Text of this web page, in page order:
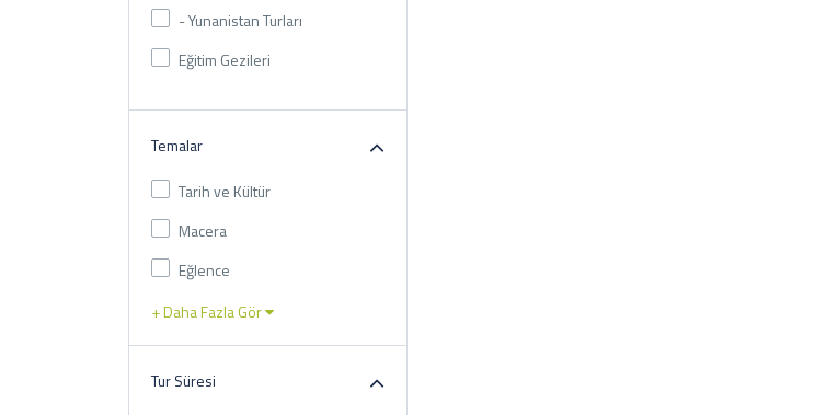
- Yunanistan Turları
Eğitim Gezileri
Temalar
Tarih ve Kültür
Macera
Eğlence
+ Daha Fazla Gör
Tur Süresi